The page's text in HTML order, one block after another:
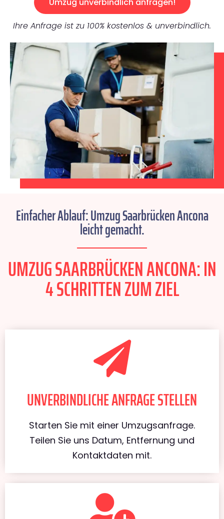
Ihre Anfrage ist zu 100% kostenlos & unverbindlich.
Einfacher Ablauf: Umzug Saarbrücken Ancona
leicht gemacht.
UMZUG SAARBRÜCKEN ANCONA: IN
4 SCHRITTEN ZUM ZIEL
UNVERBINDLICHE ANFRAGE STELLEN
Starten Sie mit einer Umzugsanfrage.
Teilen Sie uns Datum, Entfernung und
Kontaktdaten mit.